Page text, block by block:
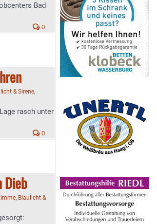
Bad
0
& Sirene,
rasch unter
0
Dieb
, Blaulicht &